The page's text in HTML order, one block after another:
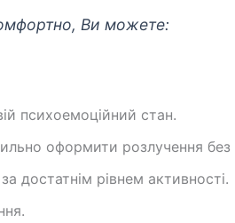
Ви можете:
психоемоційний стан.
оформити розлучення без
достатнім рівнем активності.